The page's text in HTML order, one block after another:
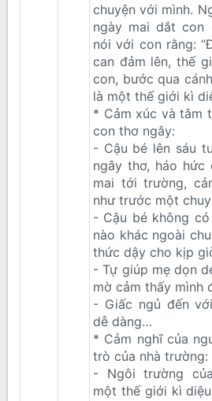
chuyện với mình.
ngày mai dắt
nói với con rằng:
can đảm lên, thế
con, bước qua
là một thế giới kì
* Cảm xúc và tâm
con thơ ngây:
- Cậu bé lên sáu
ngây thơ, háo hức
mai tới trường,
như trước một
- Cậu bé không
nào khác ngoài
thức dậy cho kịp
- Tự giúp mẹ dọn
mờ cảm thấy mình
- Giấc ngủ đến
dễ dàng…
* Cảm nghĩ của
trò của nhà trường:
- Ngôi trường
một thế giới kì